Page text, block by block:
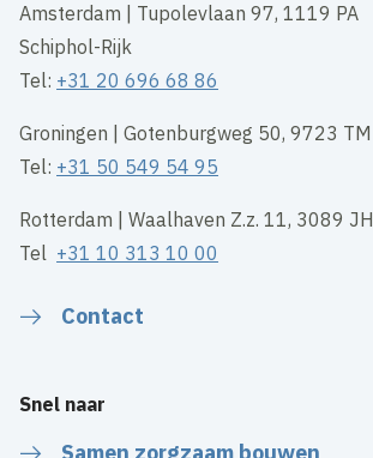
Amsterdam | Tupolevlaan 97, 1119 PA
Schiphol-Rijk
Tel: +31 20 696 68 86
Groningen | Gotenburgweg 50, 9723 TM
Tel: +31 50 549 54 95
Rotterdam | Waalhaven Z.z. 11, 3089 JH
Tel +31 10 313 10 00
Contact
Snel naar